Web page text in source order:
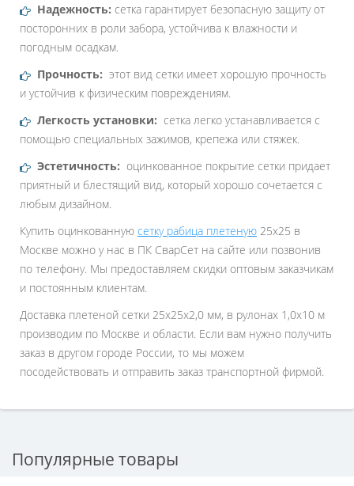
Надежность: сетка гарантирует безопасную защиту от
посторонних в роли забора, устойчива к влажности и
погодным осадкам.
Прочность: этот вид сетки имеет хорошую прочность
и устойчив к физическим повреждениям.
Легкость установки: сетка легко устанавливается с
помощью специальных зажимов, крепежа или стяжек.
Эстетичность: оцинкованное покрытие сетки придает
приятный и блестящий вид, который хорошо сочетается с
любым дизайном.
Купить оцинкованную сетку рабица плетеную 25х25 в
Москве можно у нас в ПК СварСет на сайте или позвонив
по телефону. Мы предоставляем скидки оптовым заказчикам
и постоянным клиентам.
Доставка плетеной сетки 25х25х2,0 мм, в рулонах 1,0х10 м
производим по Москве и области. Если вам нужно получить
заказ в другом городе России, то мы можем
посодействовать и отправить заказ транспортной фирмой.
Популярные товары